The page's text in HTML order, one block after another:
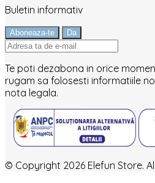
Buletin informativ
Te poti dezabona in orice
rugam sa folosesti informatiile
nota legala.
© Copyright 2026 Elefun Store.